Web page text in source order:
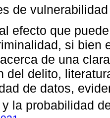
de
efecto que
si bien
de una
del delito,
de datos,
la probabilidad